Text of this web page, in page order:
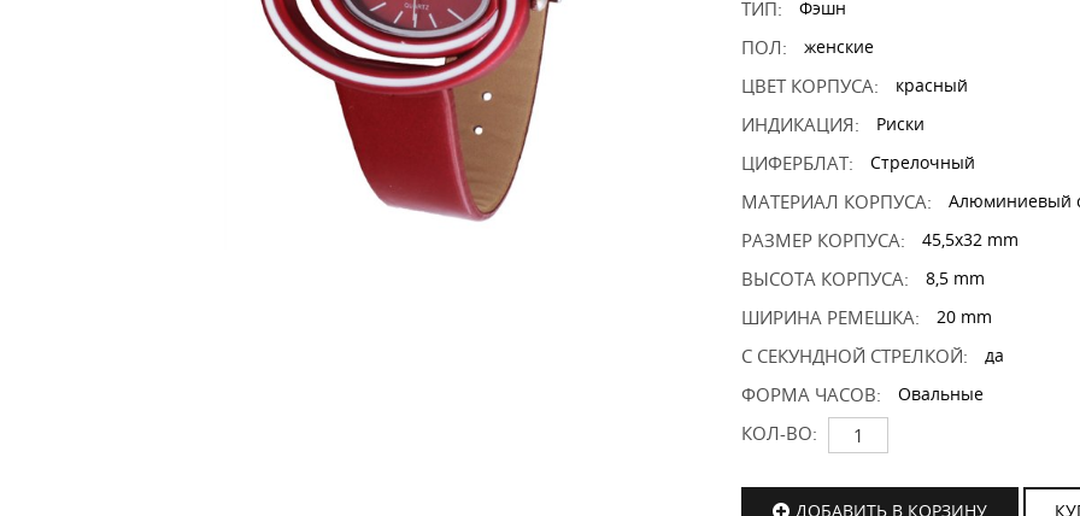
ЧАСЫ
ТИП:
Фэшн
ПОЛ: женские
ЦВЕТ КОРПУСА: красный
ИНДИКАЦИЯ: Риски
ЦИФЕРБЛАТ: Стрелочный
МАТЕРИАЛ КОРПУСА: Алюминиевый
РАЗМЕР КОРПУСА: 45,5x32 mm
ВЫСОТА КОРПУСА: 8,5 mm
ШИРИНА РЕМЕШКА: 20 mm
С СЕКУНДНОЙ СТРЕЛКОЙ: да
ФОРМА ЧАСОВ: Овальные
КОЛ-ВО:
ДОБАВИТЬ В КОРЗИНУ